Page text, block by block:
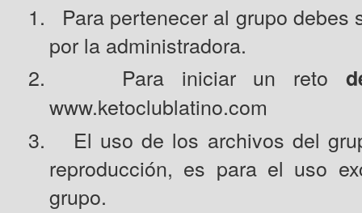
1.
Para pertenecer al grupo
por la administradora.
2.
Para iniciar un reto
www.ketoclublatino.com
3.
El uso de los archivos del
reproducción, es para el uso
grupo.